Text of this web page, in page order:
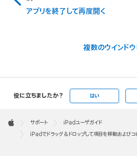
アプリを終了して再度開く
複数のウインド
役に立ちましたか？ はい
Footer

Apple
サポート
iPadユーザガイド
iPadでドラッグ＆ドロップして項目を移動およびコ